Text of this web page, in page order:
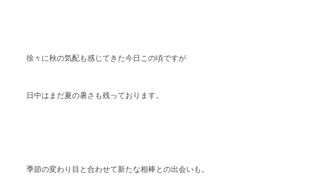
徐々に秋の気配も感じてきた今日この頃ですが
日中はまだ夏の暑さも残っております。
季節の変わり目と合わせて新たな相棒との出会いも。